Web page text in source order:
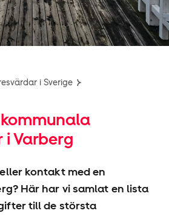
i Sverige
Varberg
kontakt med en
Här har vi samlat en lista
till de största